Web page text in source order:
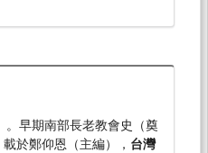
。早期南部長老教會史（奠
於鄭仰恩（主編）， 台灣